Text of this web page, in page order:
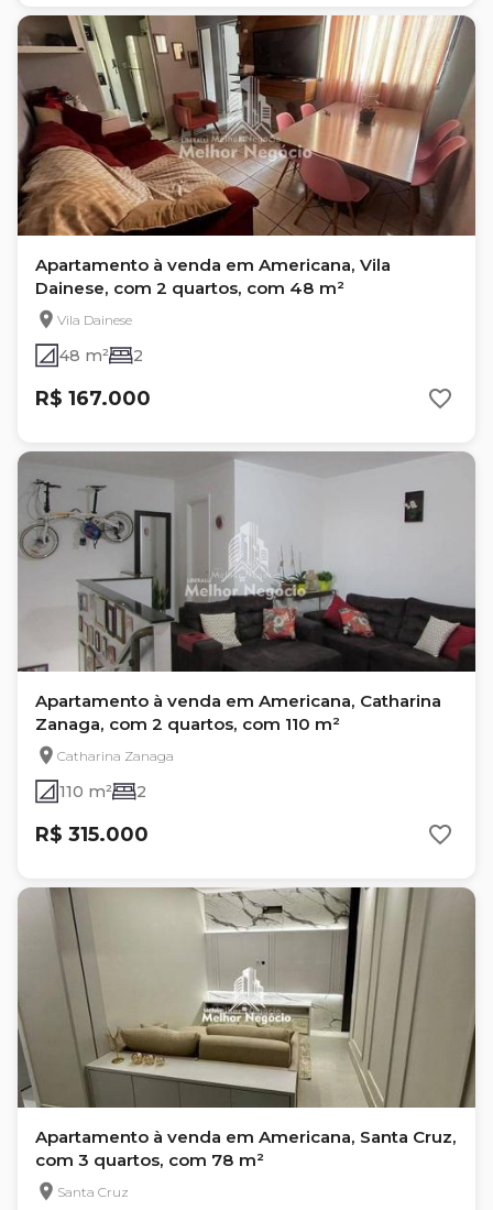
Apartamento à venda em Americana, Vila
Dainese, com 2 quartos, com 48 m²
Vila Dainese
48 m² 2
R$ 167.000
Apartamento à venda em Americana, Catharina
Zanaga, com 2 quartos, com 110 m²
Catharina Zanaga
110 m² 2
R$ 315.000
Apartamento à venda em Americana, Santa Cruz,
com 3 quartos, com 78 m²
Santa Cruz